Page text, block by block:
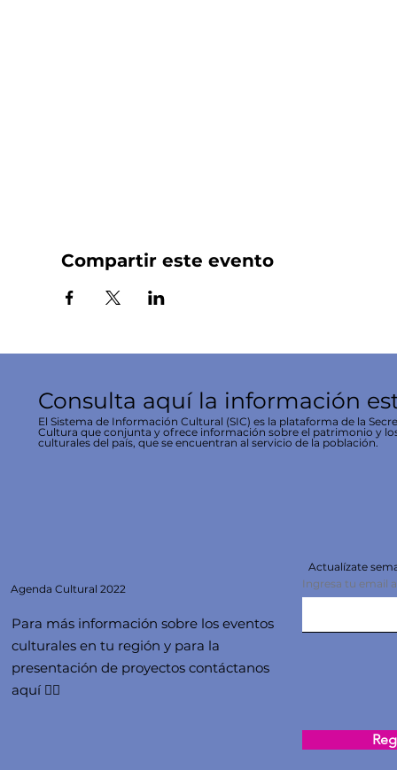
Compartir este evento
Consulta aquí la información
El Sistema de Información Cultural (SIC) es la plataforma de la
Cultura que conjunta y ofrece información sobre el patrimonio y
culturales del país, que se encuentran al servicio de la población.
Agenda Cultural 2022
Para más información sobre los eventos
culturales en tu región y para la
presentación de proyectos contáctanos
aquí 👇🏻
Actualízate
Ingresa tu email